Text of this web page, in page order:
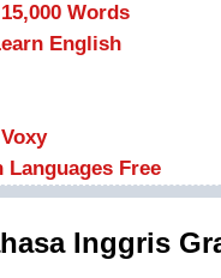
Words
English
Free
Inggris